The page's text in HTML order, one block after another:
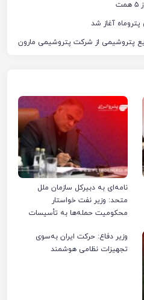
آغاز شد
پتروشیمی از شرکت پتروشیمی مارون
نامه‌ای به دبیرکل سازمان ملل
متحد: وزیر نفت خواستار
محکومیت حمله‌ها به تأسیسات
وزیر دفاع: حرکت ایران به‌سوی
تجهیزات نظامی هوشمند